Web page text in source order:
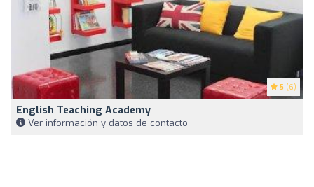
5 (6)
English Teaching Academy
Ver información y datos de contacto